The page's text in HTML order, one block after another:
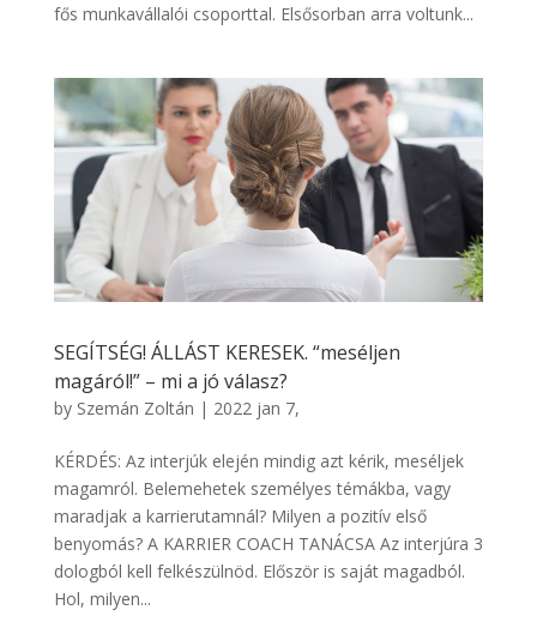
fős munkavállalói csoporttal. Elsősorban arra voltunk...
SEGÍTSÉG! ÁLLÁST KERESEK. “meséljen
magáról!” – mi a jó válasz?
by Szemán Zoltán | 2022 jan 7,
KÉRDÉS: Az interjúk elején mindig azt kérik, meséljek
magamról. Belemehetek személyes témákba, vagy
maradjak a karrierutamnál? Milyen a pozitív első
benyomás? A KARRIER COACH TANÁCSA Az interjúra 3
dologból kell felkészülnöd. Először is saját magadból.
Hol, milyen...